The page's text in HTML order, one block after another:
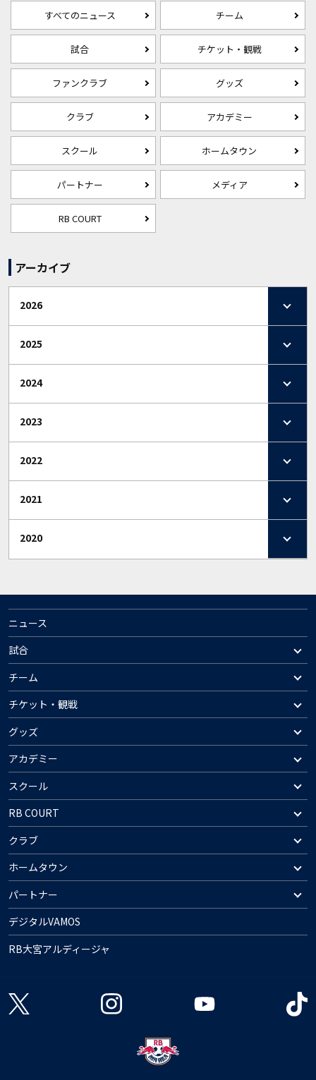
すべてのニュース チーム
試合 チケット・観戦
ファンクラブ グッズ
クラブ アカデミー
スクール ホームタウン
パートナー メディア
RB COURT
アーカイブ
2026
2025
2024
2023
2022
2021
2020
ニュース
試合
チーム
チケット・観戦
グッズ
アカデミー
スクール
RB COURT
クラブ
ホームタウン
パートナー
デジタルVAMOS
RB大宮アルディージャ